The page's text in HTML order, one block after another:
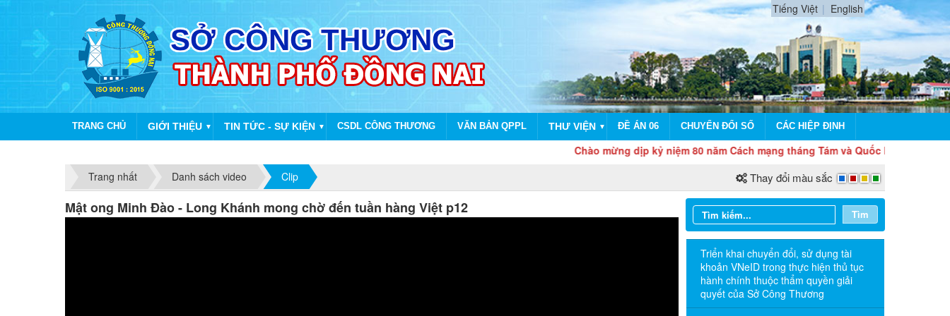
Tiếng Việt English
TRANG CHỦ GIỚI THIỆU ▼ TIN TỨC - SỰ KIỆN ▼ CSDL CÔNG THƯƠNG VĂN BẢN QPPL THƯ VIỆN ▼ ĐỀ ÁN 06 CHUYỂN ĐỔI SỐ CÁC HIỆP ĐỊNH
Chào mừng dịp kỷ niệm 80 năm Cách mạng tháng Tám và Quốc khánh 2/9
Trang nhất
Danh sách video Clip Thay đổi màu sắc
Mật ong Minh Đào - Long Khánh mong chờ đến tuần hàng Việt p12 Tìm
Triển khai chuyển đổi, sử dụng tài
khoản VNeID trong thực hiện thủ tục
hành chính thuộc thẩm quyền giải
quyết của Sở Công Thương